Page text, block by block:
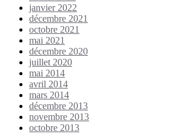
janvier 2022
décembre 2021
octobre 2021
mai 2021
décembre 2020
juillet 2020
mai 2014
avril 2014
mars 2014
décembre 2013
novembre 2013
octobre 2013